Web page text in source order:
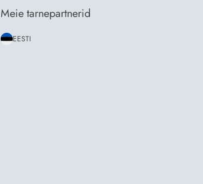
Meie tarnepartnerid
EESTI